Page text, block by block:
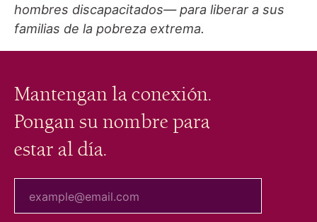
hombres discapacitados— para liberar a sus
familias de la pobreza extrema.
Mantengan la conexión.
Pongan su nombre para
estar al día.